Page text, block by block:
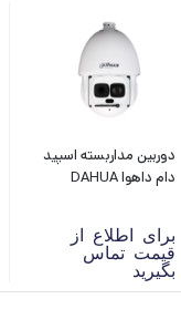
دوربین مداربسته اسپید
دام داهوا DAHUA
برای اطلاع از
قیمت تماس
بگیرید